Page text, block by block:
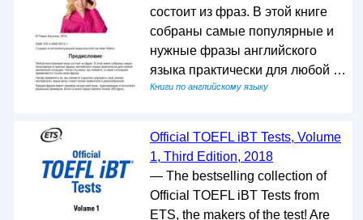
состоит из фраз. В этой книге
собраны самые популярные и
нужные фразы английского
языка практически для любой …
Книги по английскому языку
Official TOEFL iBT Tests, Volume
1, Third Edition, 2018
— The bestselling collection of
Official TOEFL iBT Tests from
ETS, the makers of the test! Are